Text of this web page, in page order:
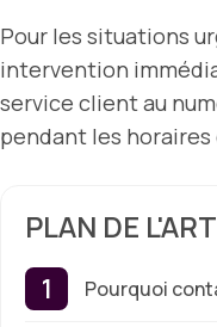
Pour les situations
intervention
service client au
pendant les horaires
PLAN DE
Pourquoi